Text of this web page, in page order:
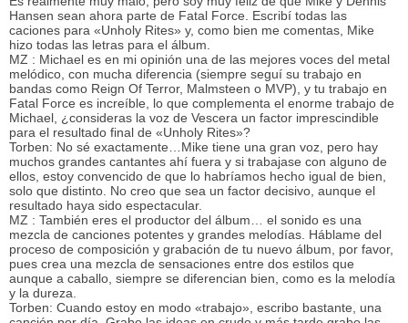
Hansen sean ahora parte de Fatal Force. Escribí todas las
caciones para «Unholy Rites» y, como bien me comentas, Mike
hizo todas las letras para el álbum.
MZ : Michael es en mi opinión una de las mejores voces del metal
melódico, con mucha diferencia (siempre seguí su trabajo en
bandas como Reign Of Terror, Malmsteen o MVP), y tu trabajo en
Fatal Force es increíble, lo que complementa el enorme trabajo de
Michael, ¿consideras la voz de Vescera un factor imprescindible
para el resultado final de «Unholy Rites»?
Torben: No sé exactamente…Mike tiene una gran voz, pero hay
muchos grandes cantantes ahí fuera y si trabajase con alguno de
ellos, estoy convencido de que lo habríamos hecho igual de bien,
solo que distinto. No creo que sea un factor decisivo, aunque el
resultado haya sido espectacular.
MZ : También eres el productor del álbum… el sonido es una
mezcla de canciones potentes y grandes melodías. Háblame del
proceso de composición y grabación de tu nuevo álbum, por favor,
pues crea una mezcla de sensaciones entre dos estilos que
aunque a caballo, siempre se diferencian bien, como es la melodía
y la dureza.
Torben: Cuando estoy en modo «trabajo», escribo bastante, una